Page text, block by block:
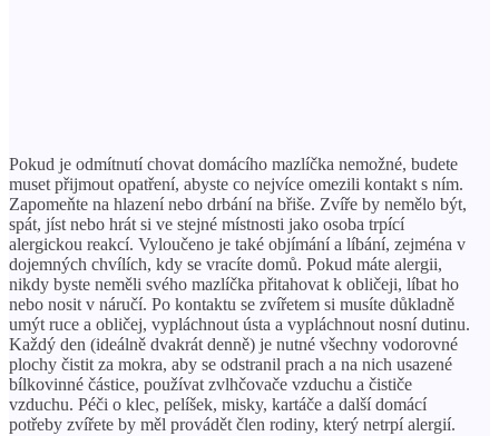
Pokud je odmítnutí chovat domácího mazlíčka nemožné, budete
muset přijmout opatření, abyste co nejvíce omezili kontakt s ním.
Zapomeňte na hlazení nebo drbání na břiše. Zvíře by nemělo být,
spát, jíst nebo hrát si ve stejné místnosti jako osoba trpící
alergickou reakcí. Vyloučeno je také objímání a líbání, zejména v
dojemných chvílích, kdy se vracíte domů. Pokud máte alergii,
nikdy byste neměli svého mazlíčka přitahovat k obličeji, líbat ho
nebo nosit v náručí. Po kontaktu se zvířetem si musíte důkladně
umýt ruce a obličej, vypláchnout ústa a vypláchnout nosní dutinu.
Každý den (ideálně dvakrát denně) je nutné všechny vodorovné
plochy čistit za mokra, aby se odstranil prach a na nich usazené
bílkovinné částice, používat zvlhčovače vzduchu a čističe
vzduchu. Péči o klec, pelíšek, misky, kartáče a další domácí
potřeby zvířete by měl provádět člen rodiny, který netrpí alergií.